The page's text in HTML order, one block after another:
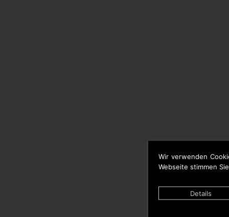
Wir verwenden
Webseite stimmen
Details